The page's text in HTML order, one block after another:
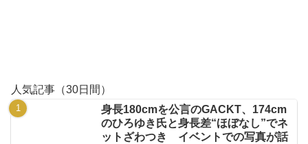
人気記事（30日間）
身長180cmを公言のGACKT、174cm
のひろゆき氏と身長差“ほぼなし”でネ
ットざわつき イベントでの写真が話